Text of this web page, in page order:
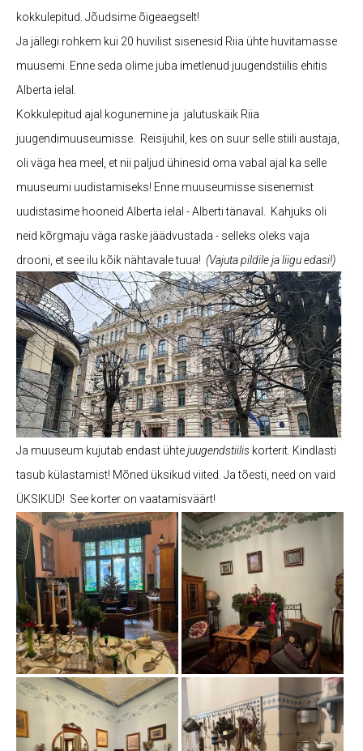
kokkulepitud. Jõudsime õigeaegselt!
Ja jällegi rohkem kui 20 huvilist sisenesid Riia ühte huvitamasse
muusemi. Enne seda olime juba imetlenud juugendstiilis ehitis
Alberta ielal.
Kokkulepitud ajal kogunemine ja jalutuskäik Riia
juugendimuuseumisse. Reisijuhil, kes on suur selle stiili austaja,
oli väga hea meel, et nii paljud ühinesid oma vabal ajal ka selle
muuseumi uudistamiseks! Enne muuseumisse sisenemist
uudistasime hooneid Alberta ielal - Alberti tänaval. Kahjuks oli
neid kõrgmaju väga raske jäädvustada - selleks oleks vaja
drooni, et see ilu kõik nähtavale tuua! (Vajuta pildile ja liigu edasi!)
Ja muuseum kujutab endast ühtejuugendstiilis korterit. Kindlasti
tasub külastamist! Mõned üksikud viited. Ja tõesti, need on vaid
ÜKSIKUD! See korter on vaatamisväärt!